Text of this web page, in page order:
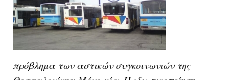
πρόβλημα των αστικών συγκοινωνιών της